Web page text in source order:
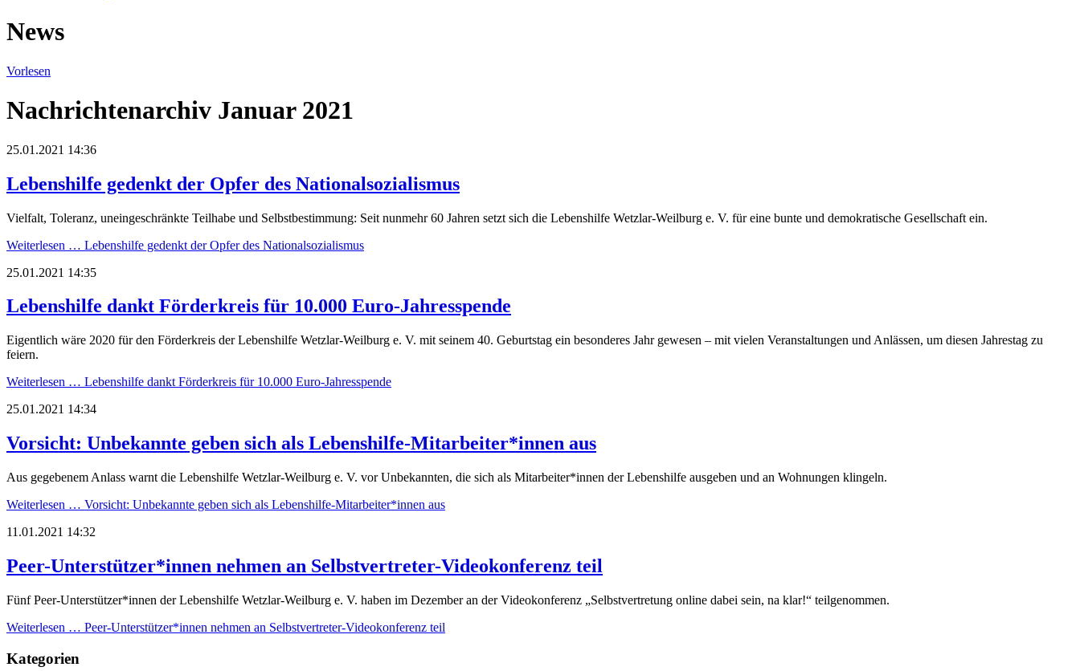
News
Vorlesen
Nachrichtenarchiv Januar 2021
25.01.2021 14:36
Lebenshilfe gedenkt der Opfer des Nationalsozialismus
Vielfalt, Toleranz, uneingeschränkte Teilhabe und Selbstbestimmung: Seit nunmehr 60 Jahren setzt sich die Lebenshilfe Wetzlar-Weilburg e. V. für eine bunte und demokratische Gesellschaft ein.
Weiterlesen … Lebenshilfe gedenkt der Opfer des Nationalsozialismus
25.01.2021 14:35
Lebenshilfe dankt Förderkreis für 10.000 Euro-Jahresspende
Eigentlich wäre 2020 für den Förderkreis der Lebenshilfe Wetzlar-Weilburg e. V. mit seinem 40. Geburtstag ein besonderes Jahr gewesen – mit vielen Veranstaltungen und Anlässen, um diesen Jahrestag zu
feiern.
Weiterlesen … Lebenshilfe dankt Förderkreis für 10.000 Euro-Jahresspende
25.01.2021 14:34
Vorsicht: Unbekannte geben sich als Lebenshilfe-Mitarbeiter*innen aus
Aus gegebenem Anlass warnt die Lebenshilfe Wetzlar-Weilburg e. V. vor Unbekannten, die sich als Mitarbeiter*innen der Lebenshilfe ausgeben und an Wohnungen klingeln.
Weiterlesen … Vorsicht: Unbekannte geben sich als Lebenshilfe-Mitarbeiter*innen aus
11.01.2021 14:32
Peer-Unterstützer*innen nehmen an Selbstvertreter-Videokonferenz teil
Fünf Peer-Unterstützer*innen der Lebenshilfe Wetzlar-Weilburg e. V. haben im Dezember an der Videokonferenz „Selbstvertretung online dabei sein, na klar!“ teilgenommen.
Weiterlesen … Peer-Unterstützer*innen nehmen an Selbstvertreter-Videokonferenz teil
Kategorien